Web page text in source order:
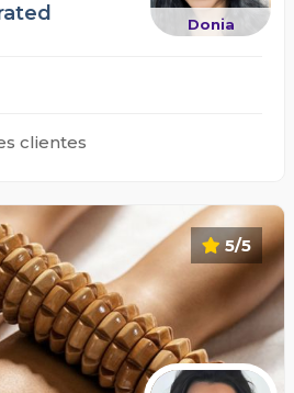
Donia
clientes
5/5